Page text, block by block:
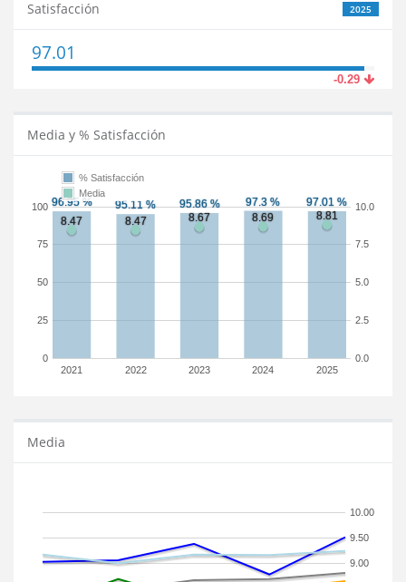
2025
Satisfacción
97.01
-0.29
Media y % Satisfacción
2021 2022 2023 2024 2025
0
25
50
75
100
0.0
2.5
5.0
7.5
10.0
% Satisfacción
Media
Media
9.00
9.50
10.00